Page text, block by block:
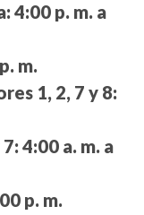
4:00 p. m. a
m.
1, 2, 7 y 8:
4:00 a. m. a
p. m.